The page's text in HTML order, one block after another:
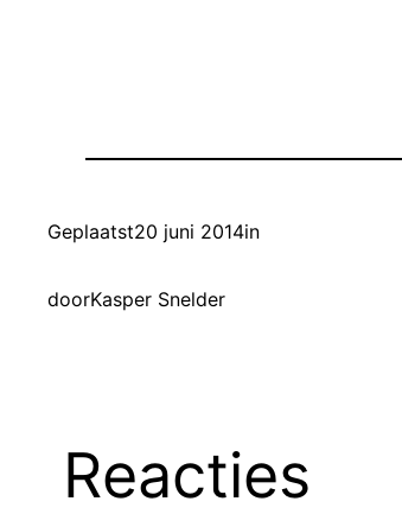
Geplaatst20 juni 2014in
doorKasper Snelder
Reacties